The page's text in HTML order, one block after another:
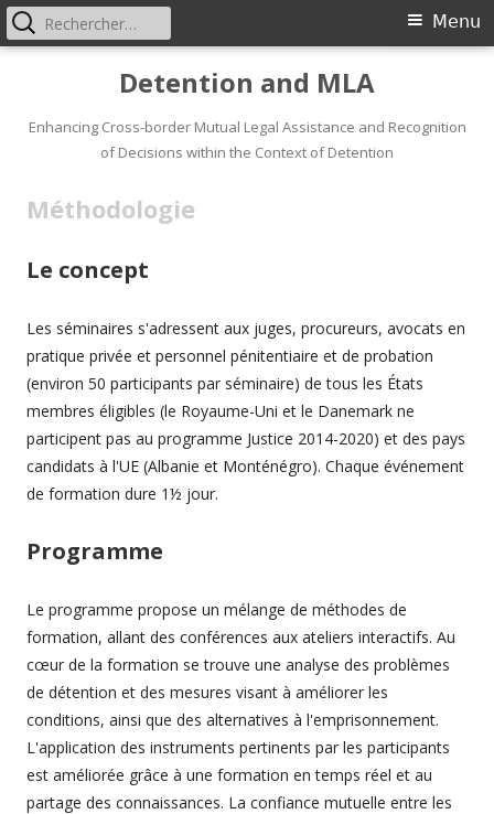
content
Detention and MLA
Enhancing Cross-border Mutual Legal Assistance and Recognition
of Decisions within the Context of Detention
Primary
Menu
Menu
Rechercher :
Méthodologie
Le concept
Les séminaires s'adressent aux juges, procureurs, avocats en
pratique privée et personnel pénitentiaire et de probation
(environ 50 participants par séminaire) de tous les États
membres éligibles (le Royaume-Uni et le Danemark ne
participent pas au programme Justice 2014-2020) et des pays
candidats à l'UE (Albanie et Monténégro). Chaque événement
de formation dure 1½ jour.
Programme
Le programme propose un mélange de méthodes de
formation, allant des conférences aux ateliers interactifs. Au
cœur de la formation se trouve une analyse des problèmes
de détention et des mesures visant à améliorer les
conditions, ainsi que des alternatives à l'emprisonnement.
L'application des instruments pertinents par les participants
est améliorée grâce à une formation en temps réel et au
partage des connaissances. La confiance mutuelle entre les